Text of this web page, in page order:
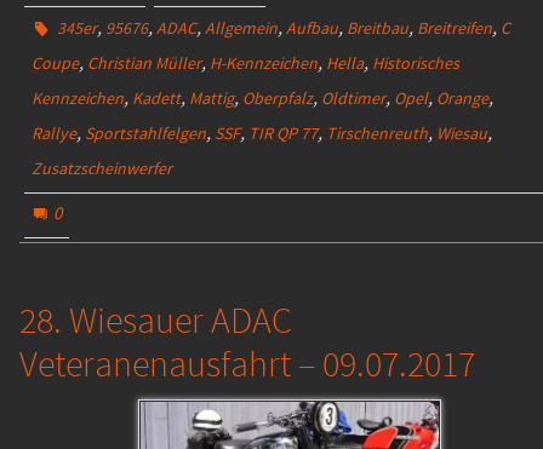
345er, 95676,ADAC,Allgemein,Aufbau, Breitbau, Breitreifen, C
Coupe, Christian Müller, H-Kennzeichen, Hella, Historisches
Kennzeichen, Kadett, Mattig, Oberpfalz, Oldtimer, Opel, Orange,
Rallye, Sportstahlfelgen, SSF, TIR QP 77, Tirschenreuth, Wiesau,
Zusatzscheinwerfer
0
28. Wiesauer ADAC
Veteranenausfahrt – 09.07.2017